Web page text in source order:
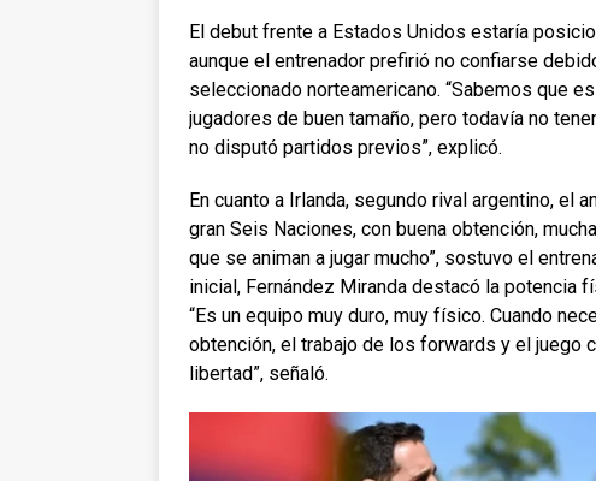
El debut frente a Estados Unidos estaría
aunque el entrenador prefirió no confiarse
seleccionado norteamericano. “Sabemos que
jugadores de buen tamaño, pero todavía no
no disputó partidos previos”, explicó.
En cuanto a Irlanda, segundo rival argentino, el
gran Seis Naciones, con buena obtención,
que se animan a jugar mucho”, sostuvo el
inicial, Fernández Miranda destacó la potencia
“Es un equipo muy duro, muy físico. Cuando
obtención, el trabajo de los forwards y el juego
libertad”, señaló.